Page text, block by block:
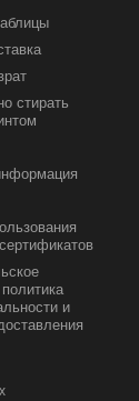
стирать
и